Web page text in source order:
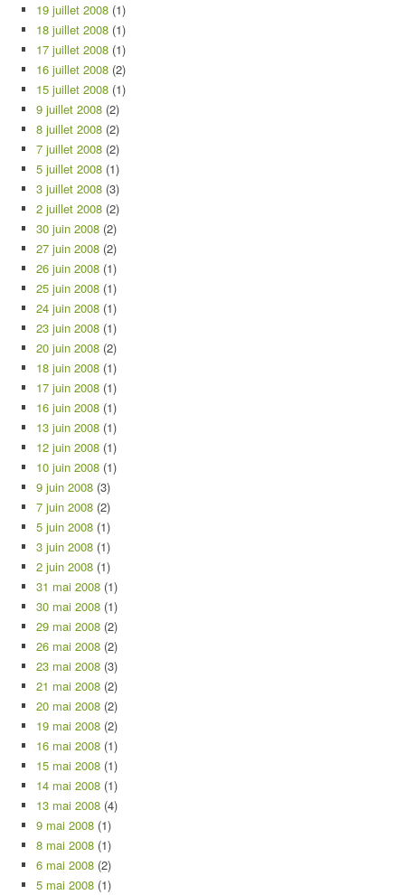
19 juillet 2008 (1)
18 juillet 2008 (1)
17 juillet 2008 (1)
16 juillet 2008 (2)
15 juillet 2008 (1)
9 juillet 2008 (2)
8 juillet 2008 (2)
7 juillet 2008 (2)
5 juillet 2008 (1)
3 juillet 2008 (3)
2 juillet 2008 (2)
30 juin 2008 (2)
27 juin 2008 (2)
26 juin 2008 (1)
25 juin 2008 (1)
24 juin 2008 (1)
23 juin 2008 (1)
20 juin 2008 (2)
18 juin 2008 (1)
17 juin 2008 (1)
16 juin 2008 (1)
13 juin 2008 (1)
12 juin 2008 (1)
10 juin 2008 (1)
9 juin 2008 (3)
7 juin 2008 (2)
5 juin 2008 (1)
3 juin 2008 (1)
2 juin 2008 (1)
31 mai 2008 (1)
30 mai 2008 (1)
29 mai 2008 (2)
26 mai 2008 (2)
23 mai 2008 (3)
21 mai 2008 (2)
20 mai 2008 (2)
19 mai 2008 (2)
16 mai 2008 (1)
15 mai 2008 (1)
14 mai 2008 (1)
13 mai 2008 (4)
9 mai 2008 (1)
8 mai 2008 (1)
6 mai 2008 (2)
5 mai 2008 (1)